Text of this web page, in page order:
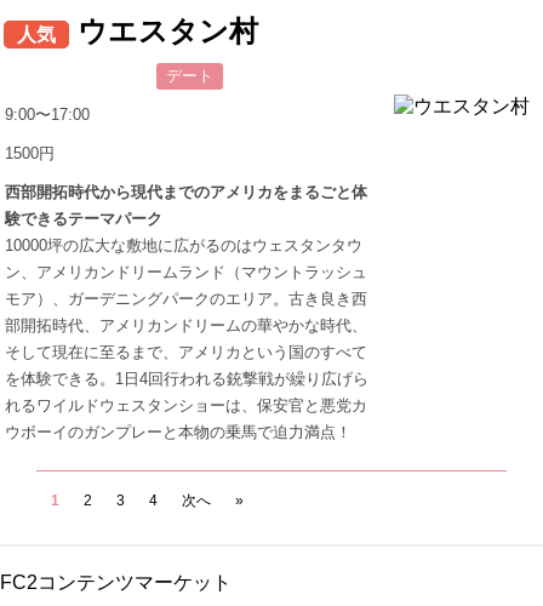
人気 ウエスタン村
デート
9:00〜17:00
1500円
西部開拓時代から現代までのアメリカをまるごと体
験できるテーマパーク
10000坪の広大な敷地に広がるのはウェスタンタウ
ン、アメリカンドリームランド（マウントラッシュ
モア）、ガーデニングパークのエリア。古き良き西
部開拓時代、アメリカンドリームの華やかな時代、
そして現在に至るまで、アメリカという国のすべて
を体験できる。1日4回行われる銃撃戦が繰り広げら
れるワイルドウェスタンショーは、保安官と悪党カ
ウボーイのガンプレーと本物の乗馬で迫力満点！
1 2 3 4 次へ »
FC2コンテンツマーケット